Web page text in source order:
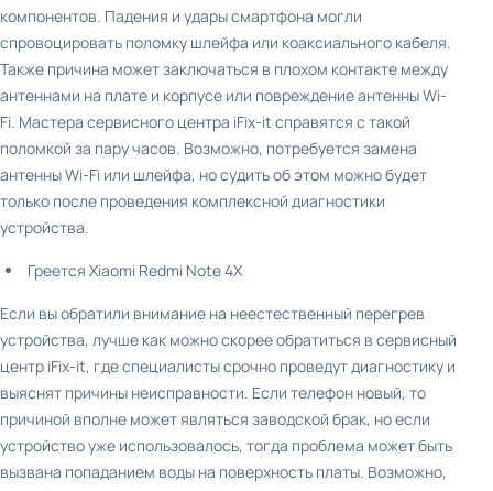
компонентов. Падения и удары смартфона могли
спровоцировать поломку шлейфа или коаксиального кабеля.
Также причина может заключаться в плохом контакте между
антеннами на плате и корпусе или повреждение антенны Wi-
Fi. Мастера сервисного центра iFix-it справятся с такой
поломкой за пару часов. Возможно, потребуется замена
антенны Wi-Fi или шлейфа, но судить об этом можно будет
только после проведения комплексной диагностики
устройства.
Греется Xiaomi Redmi Note 4X
Если вы обратили внимание на неестественный перегрев
устройства, лучше как можно скорее обратиться в сервисный
центр iFix-it, где специалисты срочно проведут диагностику и
выяснят причины неисправности. Если телефон новый, то
причиной вполне может являться заводской брак, но если
устройство уже использовалось, тогда проблема может быть
вызвана попаданием воды на поверхность платы. Возможно,